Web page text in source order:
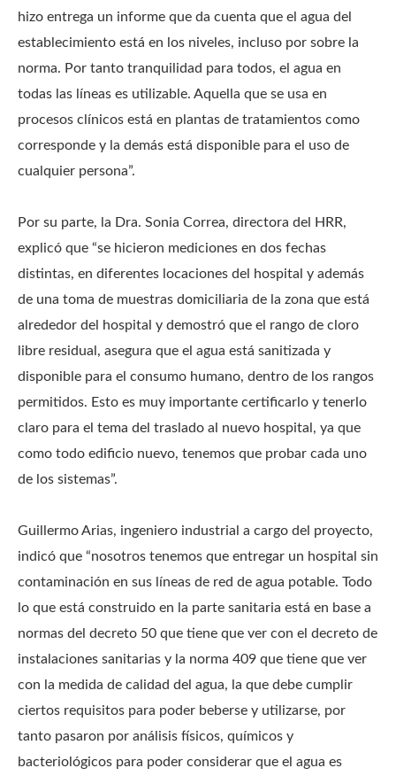
hizo entrega un informe que da cuenta que el agua del
establecimiento está en los niveles, incluso por sobre la
norma. Por tanto tranquilidad para todos, el agua en
todas las líneas es utilizable. Aquella que se usa en
procesos clínicos está en plantas de tratamientos como
corresponde y la demás está disponible para el uso de
cualquier persona”.
Por su parte, la Dra. Sonia Correa, directora del HRR,
explicó que “se hicieron mediciones en dos fechas
distintas, en diferentes locaciones del hospital y además
de una toma de muestras domiciliaria de la zona que está
alrededor del hospital y demostró que el rango de cloro
libre residual, asegura que el agua está sanitizada y
disponible para el consumo humano, dentro de los rangos
permitidos. Esto es muy importante certificarlo y tenerlo
claro para el tema del traslado al nuevo hospital, ya que
como todo edificio nuevo, tenemos que probar cada uno
de los sistemas”.
Guillermo Arias, ingeniero industrial a cargo del proyecto,
indicó que “nosotros tenemos que entregar un hospital sin
contaminación en sus líneas de red de agua potable. Todo
lo que está construido en la parte sanitaria está en base a
normas del decreto 50 que tiene que ver con el decreto de
instalaciones sanitarias y la norma 409 que tiene que ver
con la medida de calidad del agua, la que debe cumplir
ciertos requisitos para poder beberse y utilizarse, por
tanto pasaron por análisis físicos, químicos y
bacteriológicos para poder considerar que el agua es